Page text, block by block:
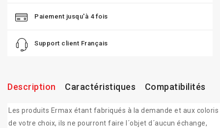
Paiement jusqu'à 4 fois
Support client Français
Description Caractéristiques Compatibilités
Les produits Ermax étant fabriqués à la demande et aux coloris
de votre choix, ils ne pourront faire l´objet d´aucun échange,